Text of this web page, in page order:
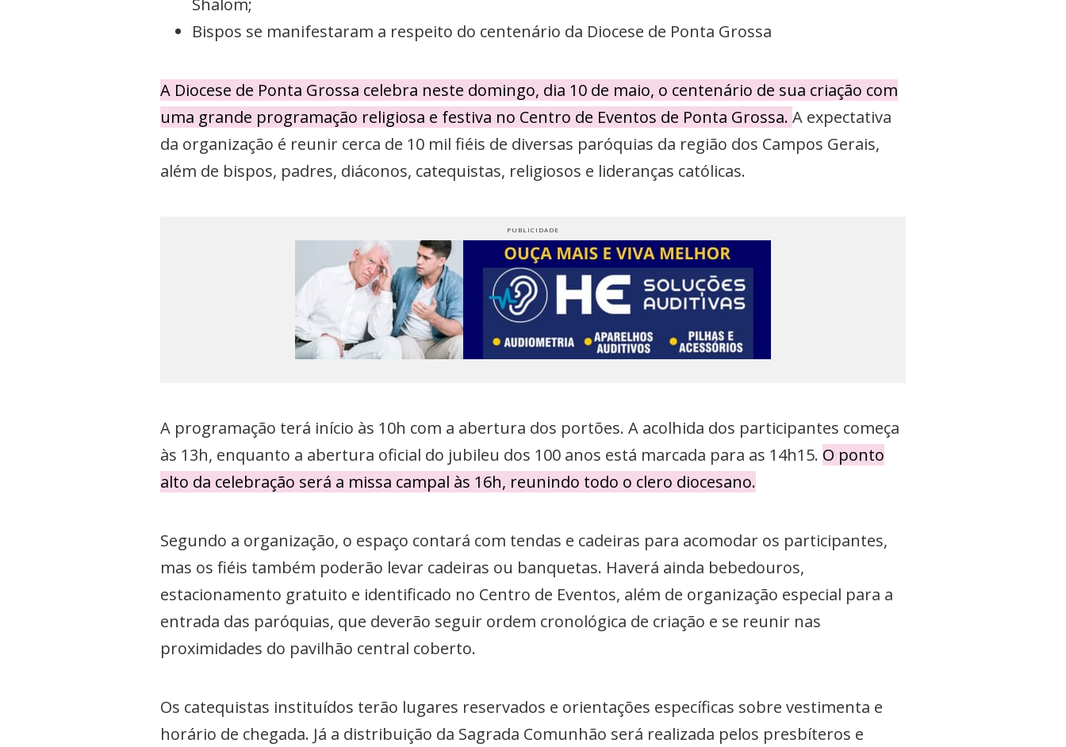
Shalom;
Bispos se manifestaram a respeito do centenário da Diocese de Ponta Grossa
A Diocese de Ponta Grossa celebra neste domingo, dia 10 de maio, o centenário de sua criação com
uma grande programação religiosa e festiva no Centro de Eventos de Ponta Grossa. A expectativa
da organização é reunir cerca de 10 mil fiéis de diversas paróquias da região dos Campos Gerais,
além de bispos, padres, diáconos, catequistas, religiosos e lideranças católicas.
A programação terá início às 10h com a abertura dos portões. A acolhida dos participantes começa
às 13h, enquanto a abertura oficial do jubileu dos 100 anos está marcada para as 14h15. O ponto
alto da celebração será a missa campal às 16h, reunindo todo o clero diocesano.
Segundo a organização, o espaço contará com tendas e cadeiras para acomodar os participantes,
mas os fiéis também poderão levar cadeiras ou banquetas. Haverá ainda bebedouros,
estacionamento gratuito e identificado no Centro de Eventos, além de organização especial para a
entrada das paróquias, que deverão seguir ordem cronológica de criação e se reunir nas
proximidades do pavilhão central coberto.
Os catequistas instituídos terão lugares reservados e orientações específicas sobre vestimenta e
horário de chegada. Já a distribuição da Sagrada Comunhão será realizada pelos presbíteros e